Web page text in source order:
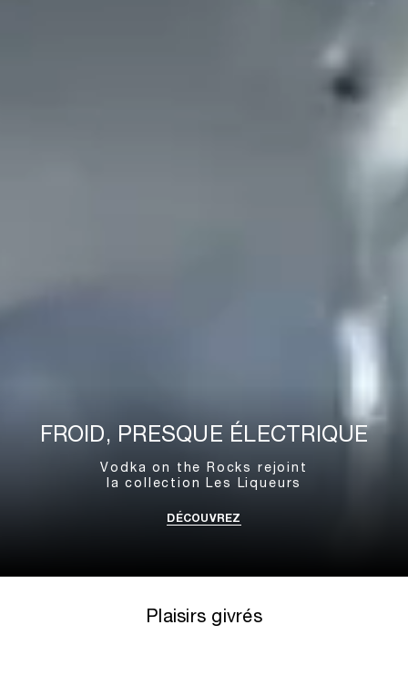
FROID, PRESQUE ÉLECTRIQUE
Vodka on the Rocks rejoint
la collection Les Liqueurs
DÉCOUVREZ
Plaisirs givrés